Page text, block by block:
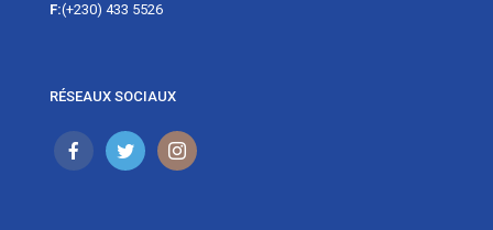
F:(+230) 433 5526
RÉSEAUX SOCIAUX